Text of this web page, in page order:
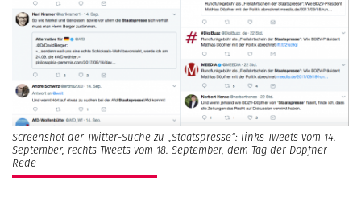
Screenshot der Twitter-Suche zu „Staatspresse“: links Tweets vom 14.
September, rechts Tweets vom 18. September, dem Tag der Döpfner-
Rede